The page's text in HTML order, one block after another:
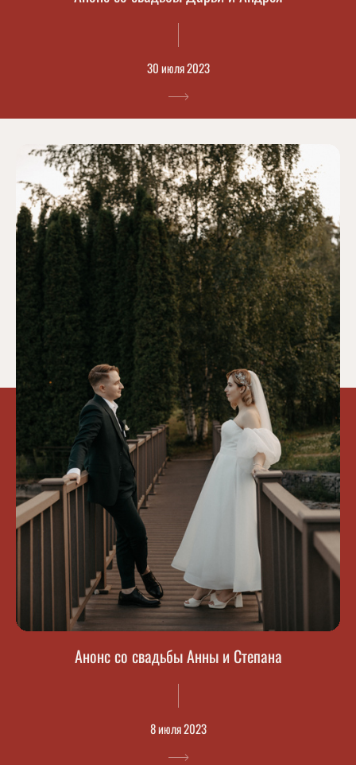
30 июля 2023
Анонс со свадьбы Анны и Степана
8 июля 2023